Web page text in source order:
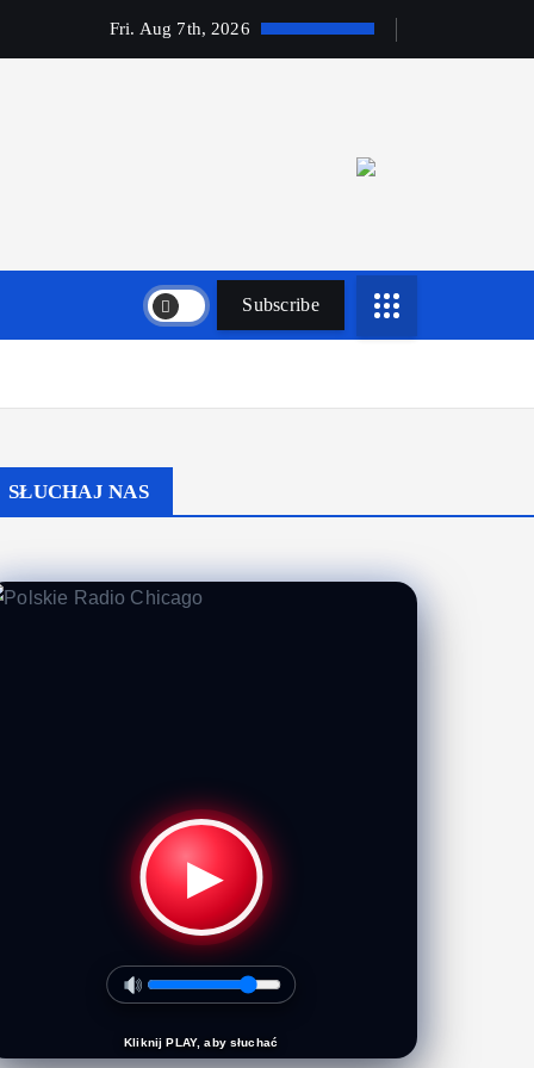
Fri. Aug 7th, 2026
Subscribe
SŁUCHAJ NAS
▶
Kliknij PLAY, aby słuchać